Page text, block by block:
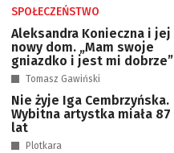
SPOŁECZEŃSTWO
Aleksandra Konieczna i jej
nowy dom. „Mam swoje
gniazdko i jest mi dobrze”
Tomasz Gawiński
Nie żyje Iga Cembrzyńska.
Wybitna artystka miała 87
lat
Plotkara